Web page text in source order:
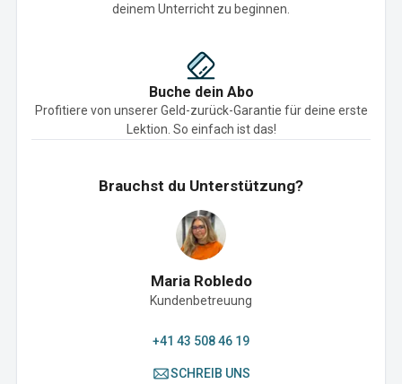
deinem Unterricht zu beginnen.
Buche dein Abo
Profitiere von unserer Geld-zurück-Garantie für deine erste
Lektion. So einfach ist das!
Brauchst du Unterstützung?
Maria Robledo
Kundenbetreuung
+41 43 508 46 19
SCHREIB UNS